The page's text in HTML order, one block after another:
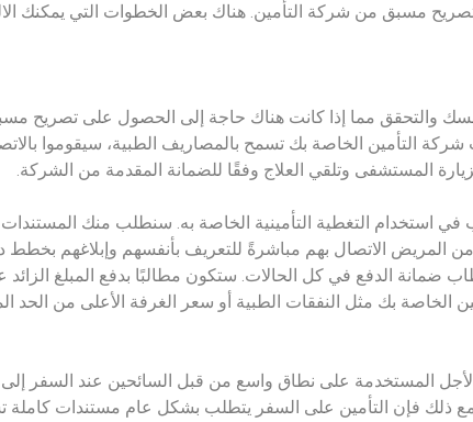
مسبق من شركة التأمين. هناك بعض الخطوات التي يمكنك
والتحقق مما إذا كانت هناك حاجة إلى الحصول على
التأمين الخاصة بك تسمح بالمصاريف الطبية، سيقوموا
استخدام التغطية التأمينية الخاصة به. سنطلب منك المستندات
الاتصال بهم مباشرةً للتعريف بأنفسهم وإبلاغهم بخطط
ضمانة الدفع في كل الحالات. ستكون مطالبًا بدفع المبلغ
الخاصة بك مثل النفقات الطبية أو سعر الغرفة الأعلى من الحد
الأجل المستخدمة على نطاق واسع من قبل السائحين عند السفر
ذلك فإن التأمين على السفر يتطلب بشكل عام مستندات